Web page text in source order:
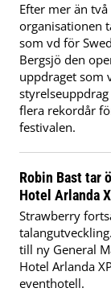
Efter mer än
organisationen
som vd för
Bergsjö den
uppdraget som
flera rekordår
festivalen.
Robin Bast tar
Hotel Arlanda
Strawberry
till ny General
Hotel Arlanda
eventhotell.